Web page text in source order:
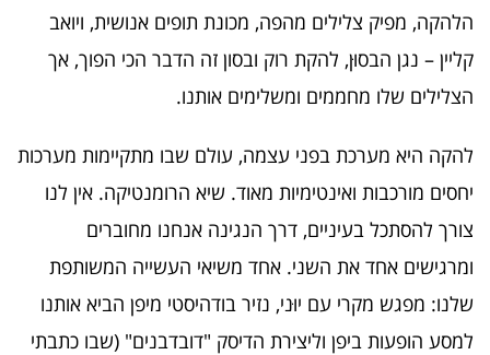
הלהקה, מפיק צלילים מהפה, מכונת תופים אנושית, ויואב
קליין – נגן הבסוּן, להקת רוק ובסון זה הדבר הכי הפוך, אך
הצלילים שלו מחממים ומשלימים אותנו.
להקה היא מערכת בפני עצמה, עולם שבו מתקיימות מערכות
יחסים מורכבות ואינטימיות מאוד. שיא הרומנטיקה. אין לנו
צורך להסתכל בעיניים, דרך הנגינה אנחנו מחוברים
ומרגישים אחד את השני. אחד משיאי העשייה המשותפת
שלנו: מפגש מקרי עם יוּני, נזיר בודהיסטי מיפן הביא אותנו
למסע הופעות ביפן וליצירת הדיסק "דובדבנים" (שבו כתבתי